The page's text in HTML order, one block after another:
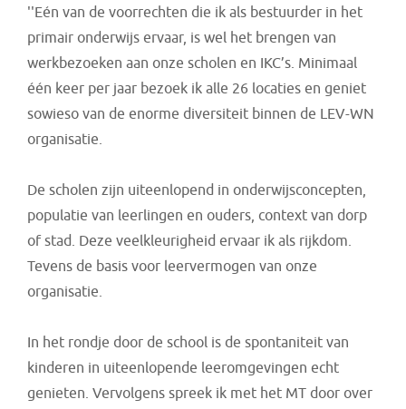
''Eén van de voorrechten die ik als bestuurder in het
primair onderwijs ervaar, is wel het brengen van
werkbezoeken aan onze scholen en IKC’s. Minimaal
één keer per jaar bezoek ik alle 26 locaties en geniet
sowieso van de enorme diversiteit binnen de LEV-WN
organisatie.
De scholen zijn uiteenlopend in onderwijsconcepten,
populatie van leerlingen en ouders, context van dorp
of stad. Deze veelkleurigheid ervaar ik als rijkdom.
Tevens de basis voor leervermogen van onze
organisatie.
In het rondje door de school is de spontaniteit van
kinderen in uiteenlopende leeromgevingen echt
genieten. Vervolgens spreek ik met het MT door over